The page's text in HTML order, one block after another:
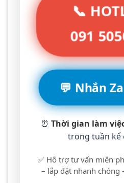
📞
091
💬 Nhắn
⏰ Thời gian làm
trong tuần kể
✅ Hỗ trợ tư vấn miễn
– lắp đặt nhanh chóng